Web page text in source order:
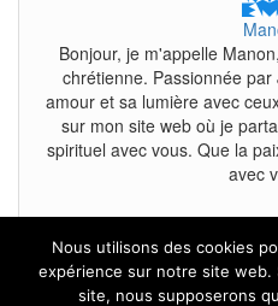
Bonjour, je m'appelle
chrétienne. Passionnée
amour et sa lumière avec
sur mon site web où je
spirituel avec vous. Que la
avec
Nous utilisons des cookies
expérience sur notre site web.
site, nous supposerons